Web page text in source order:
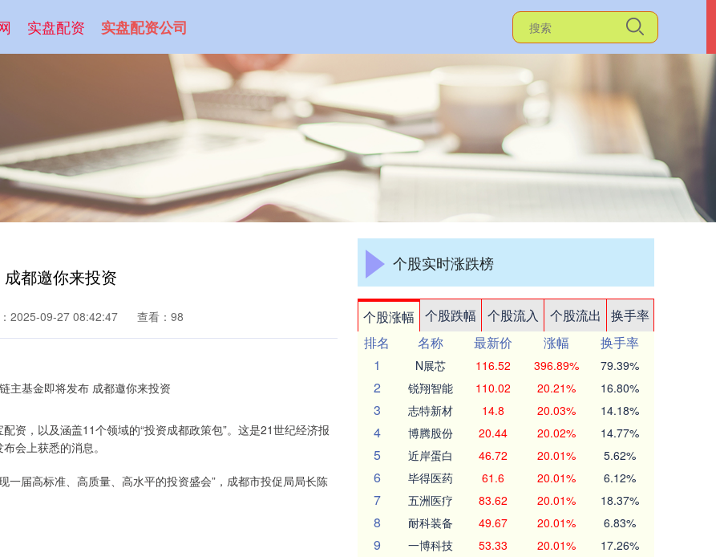
实盘配资 实盘配资公司
都邀你来投资
2025-09-27 08:42:47 查看：98
，以及涵盖11个领域的“投资成都政策包”。这是21世纪经济报
会上获悉的消息。
届高标准、高质量、高水平的投资盛会”，成都市投促局局长陈
个股实时涨跌榜
个股涨幅 个股跌幅 个股流入 个股流出
换手率
排名
名称 最新价 涨幅
换手率
1
N展芯 116.52 396.89% 79.39%
2 锐翔智能 110.02 20.21% 16.80%
3 志特新材 14.8 20.03% 14.18%
4 博腾股份 20.44 20.02% 14.77%
5 近岸蛋白 46.72 20.01% 5.62%
6 毕得医药 61.6 20.01% 6.12%
7 五洲医疗 83.62 20.01% 18.37%
8 耐科装备 49.67 20.01% 6.83%
9 一博科技 53.33 20.01% 17.26%